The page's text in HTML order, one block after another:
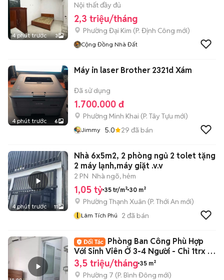
4 phút trước 3
Nội thất đầy đủ
2,3 triệu/tháng
Phường Đại Kim (P. Định Công mới)
Cộng Đồng Nhà Đất
4 phút trước 6
Máy in laser Brother 2321d Xám
Đã sử dụng
1.700.000 đ
Phường Minh Khai (P. Tây Tựu mới)
Jimmy 5.0 29 đã bán
4 phút trước 11
Nhà 6x5m2, 2 phòng ngủ 2 tolet tặng
2 máy lạnh,máy giặt .v.v
2 PN Nhà ngõ, hẻm
1,05 tỷ 35 tr/m² 30 m²
Phường Thạnh Xuân (P. Thới An mới)
l Lâm Tích Phú 2 đã bán
Phòng Ban Công Phù Hợp
Với Sinh Viên Ở 3-4 Người - Chỉ 1trx 1
Người
3,5 triệu/tháng 35 m²
Phường 7 (P. Bình Đông mới)